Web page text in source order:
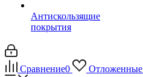
Антискользящие
покрытия
Сравнение0 Отложенные